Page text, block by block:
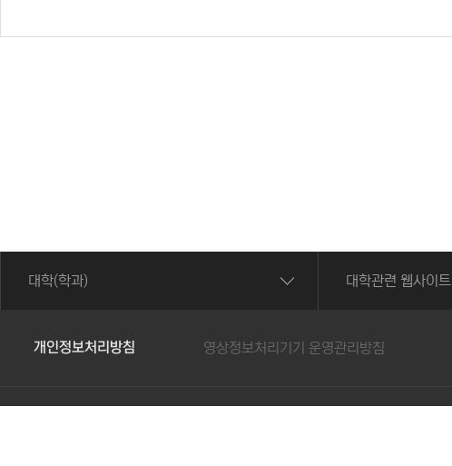
대학(학과) 대학관련 웹사이트
개인정보처리방침 영상정보처리기기 운영관리방침